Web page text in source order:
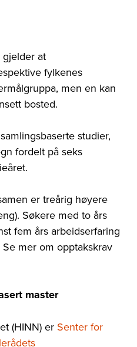
at
fylkenes
men en kan
bosted.
studier,
fordelt på seks
er treårig høyere
Søkere med to års
fem års arbeidserfaring
mer om opptakskrav
master
(HINN) er Senter for